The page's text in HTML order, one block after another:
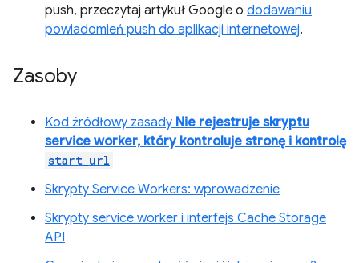
push, przeczytaj artykuł Google o dodawaniu
powiadomień push do aplikacji internetowej.
Zasoby
Kod źródłowy zasady Nie rejestruje skryptu
service worker, który kontroluje stronę i kontrolę
start_url
Skrypty Service Workers: wprowadzenie
Skrypty service worker i interfejs Cache Storage
API